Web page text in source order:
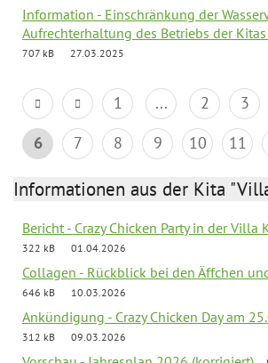
Information - Einschränkung der
Aufrechterhaltung des Betriebs der
707 kB
27.03.2025
1 ... 2 3
6
7 8 9 10 11
Informationen aus der Kita
Bericht - Crazy Chicken Party in der Villa
322 kB
01.04.2026
Collagen - Rückblick bei den Äffchen
646 kB
10.03.2026
Ankündigung - Crazy Chicken Day am
312 kB
09.03.2026